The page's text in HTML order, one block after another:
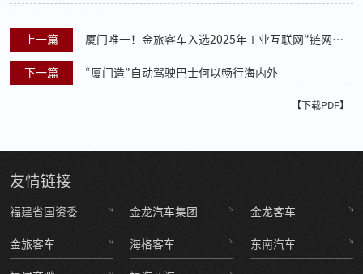
上一篇 厦门唯一！金旅客车入选2025年工业互联网“链网协
同”典型案例
下一篇
“厦门造”自动驾驶巴士何以畅行海内外
【下载PDF】
友情链接
福建省国资委 金龙汽车集团 金龙客车
金旅客车 海格客车 东南汽车